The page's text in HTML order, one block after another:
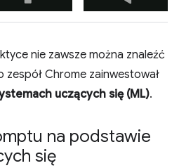
nie zawsze można znaleźć
Chrome zainwestował
uczących się (ML).
na podstawie
się